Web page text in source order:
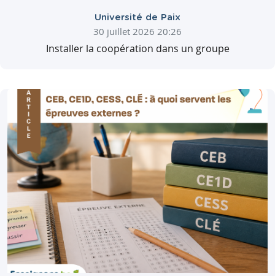
Université de Paix
30 juillet 2026 20:26
Installer la coopération dans un groupe